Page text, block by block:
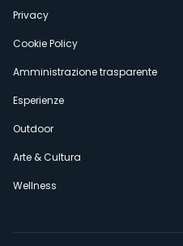
Privacy
Cookie Policy
Amministrazione trasparente
Esperienze
Outdoor
Arte & Cultura
Wellness